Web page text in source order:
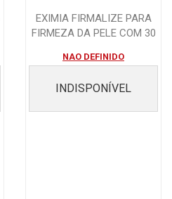
EXIMIA FIRMALIZE PARA
FIRMEZA DA PELE COM 30
NAO DEFINIDO
INDISPONÍVEL